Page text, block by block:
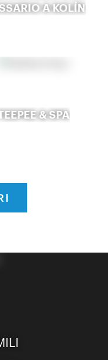
A KOLÍN
& SPA